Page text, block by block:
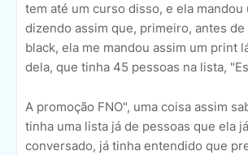
tem até um curso disso, e ela mandou
dizendo assim que, primeiro, antes de
black, ela me mandou assim um print
dela, que tinha 45 pessoas na lista,
A promoção FNO", uma coisa assim
tinha uma lista já de pessoas que ela
conversado, já tinha entendido que